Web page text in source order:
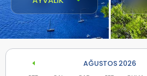
AĞUSTOS 2026